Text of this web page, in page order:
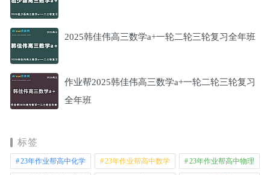
2025韩佳伟高三数学a+一轮二轮三轮复习全年班
作业帮2025韩佳伟高三数学a+一轮二轮三轮复习
全年班
标签
23年作业帮高中化学 23年作业帮高中数学 23年作业帮高中物理